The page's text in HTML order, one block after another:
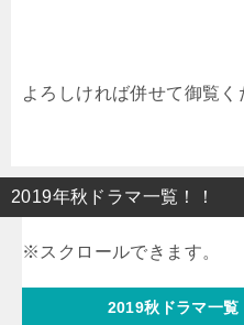
よろしければ併せて御覧く
2019年秋ドラマ一覧！！
2019秋ドラマ一覧